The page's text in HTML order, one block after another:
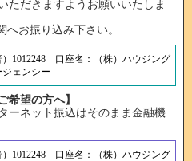
ただきますようお願いいたしま
お振り込み下さい。
）1012248 口座名：（株）ハウジング
ジェンシー
希望の方へ】
ーネット振込はそのまま金融機
）1012248 口座名：（株）ハウジング